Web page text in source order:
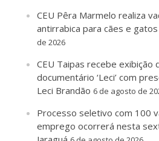
CEU Pêra Marmelo realiza
antirrabica para cães e gatos
de 2026
CEU Taipas recebe exibição
documentário ‘Leci’ com
Leci Brandão 6 de agosto de
Processo seletivo com 100
emprego ocorrerá nesta